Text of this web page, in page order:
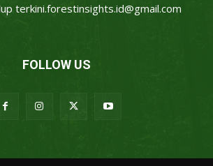
terkini.forestinsights.id@gmail.com
FOLLOW US